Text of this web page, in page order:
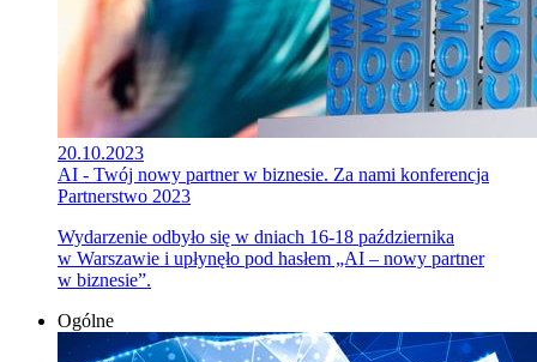
20.10.2023
AI - Twój nowy partner w biznesie. Za nami konferencja
Partnerstwo 2023
Wydarzenie odbyło się w dniach 16-18 października
w Warszawie i upłynęło pod hasłem „AI – nowy partner
w biznesie”.
Ogólne